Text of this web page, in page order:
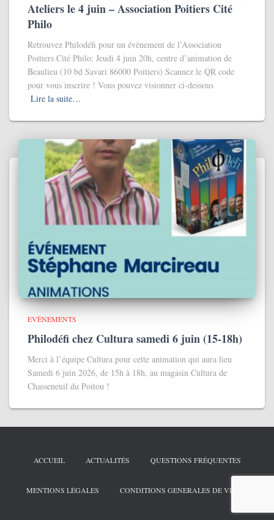
Ateliers le 4 juin – Association Poitiers Cité
Philo
Retrouvez Philodéfi pour un évènement de l’Association
Poitiers Cité Philo: Jeudi 4 juin 20h, centre d’animation de
Beaulieu (10 bd Savari 86000 Poitiers) Scannez le QR code
pour vous inscrire ! Vous pouvez visionner ci-dessous
Lire la suite…
EVÉNEMENTS
Philodéfi chez Cultura samedi 6 juin (15-18h)
Merci à l’équipe Cultura pour cette animation qui aura lieu
Samedi 6 juin 2026, de 15h à 18h, au magasin Cultura de
Chasseneuil du Poitou !
ACCUEIL ACTUALITÉS QUESTIONS FRÉQUENTES
MENTIONS LÉGALES CONDITIONS GENERALES DE VENTE